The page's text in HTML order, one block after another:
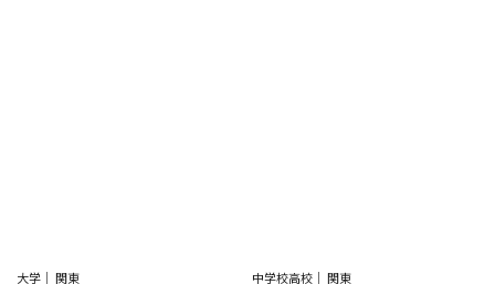
大学｜ 関東 中学校高校｜ 関東